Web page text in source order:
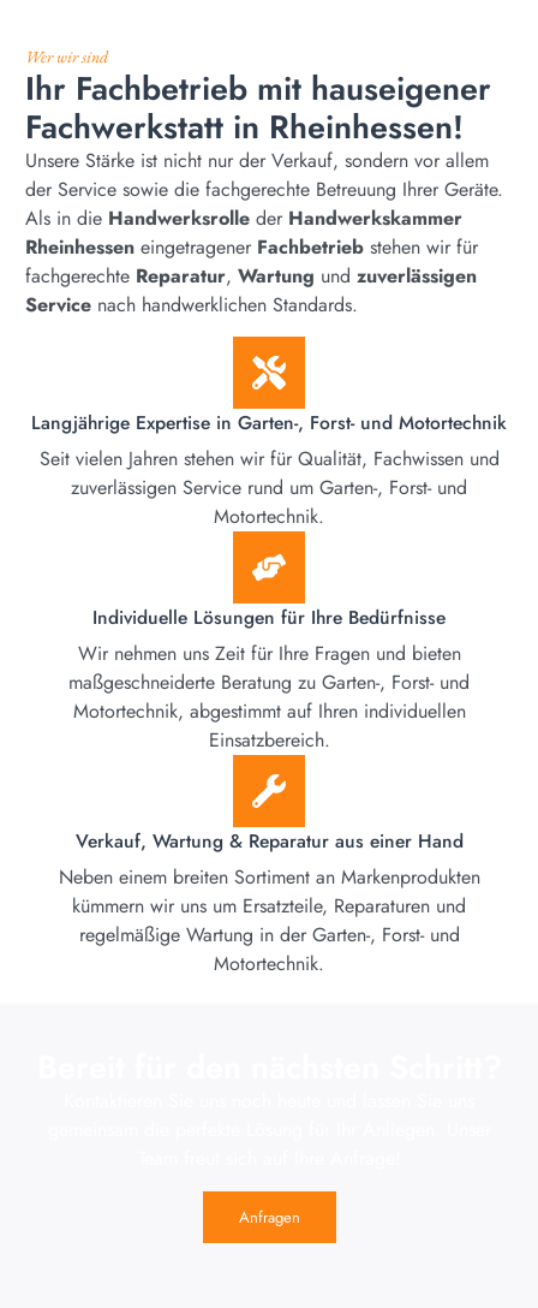
Wer wir sind
Ihr Fachbetrieb mit hauseigener
Fachwerkstatt in Rheinhessen!
Unsere Stärke ist nicht nur der Verkauf, sondern vor allem
der Service sowie die fachgerechte Betreuung Ihrer Geräte.
Als in die Handwerksrolle der Handwerkskammer
Rheinhessen eingetragener Fachbetrieb stehen wir für
fachgerechte Reparatur, Wartung und zuverlässigen
Service nach handwerklichen Standards.
Langjährige Expertise in Garten-, Forst- und Motortechnik
Seit vielen Jahren stehen wir für Qualität, Fachwissen und
zuverlässigen Service rund um Garten-, Forst- und
Motortechnik.
Individuelle Lösungen für Ihre Bedürfnisse
Wir nehmen uns Zeit für Ihre Fragen und bieten
maßgeschneiderte Beratung zu Garten-, Forst- und
Motortechnik, abgestimmt auf Ihren individuellen
Einsatzbereich.
Verkauf, Wartung & Reparatur aus einer Hand
Neben einem breiten Sortiment an Markenprodukten
kümmern wir uns um Ersatzteile, Reparaturen und
regelmäßige Wartung in der Garten-, Forst- und
Motortechnik.
Anfragen